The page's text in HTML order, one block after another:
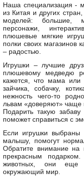
Наша специализация -
из Китая и других
моделей: большие,
персонажи,
плюшевые мягкие
полки своих магазинов
– радостью.
Игрушки – лучшие
плюшевому медведю
кажется, что мама
зайчика, собачку,
нежность чего-то
львам «доверяют» чаще
Подарить такую
поможет справиться с
Если игрушки выбраны
малышу, помогут
Обратите внимание на
прекрасным
животных, они еще
окружающий мир.